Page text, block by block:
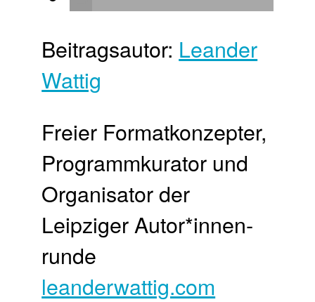
Beitragsautor: Leander
Wattig
Freier Format­konzepter,
Programm­kurator und
Organisator der
Leipziger Autor*innen­
runde
leanderwattig.com